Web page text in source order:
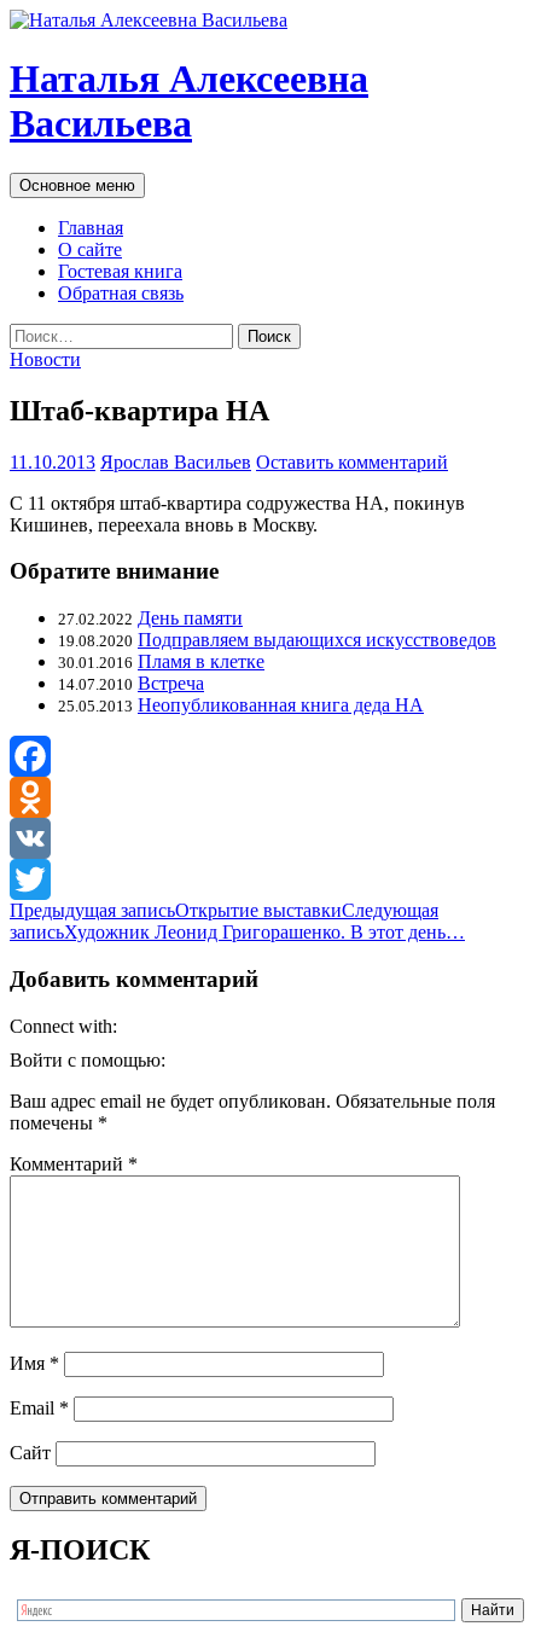
Наталья Алексеевна
Васильева
Поиск
Основное меню Перейти
к
Главная
О сайте
Гостевая книга
Обратная связь
Найти:
Новости
Штаб-квартира НА
11.10.2013 Ярослав Васильев Оставить комментарий
С 11 октября штаб-квартира содружества НА, покинув
Кишинев, переехала вновь в Москву.
Обратите внимание
27.02.2022 День памяти
19.08.2020 Подправляем выдающихся искусствоведов
30.01.2016 Пламя в клетке
14.07.2010 Встреча
25.05.2013 Неопубликованная книга деда НА
Facebook
Odnoklassniki
VK
Twitter
Навигация
по
записям
Предыдущая записьОткрытие выставкиСледующая
записьХудожник Леонид Григорашенко. В этот день…
Добавить комментарий
Connect with:
Войти с помощью:
Ваш адрес email не будет опубликован. Обязательные поля
помечены *
Комментарий *
Имя *
Email *
Сайт
Я-ПОИСК